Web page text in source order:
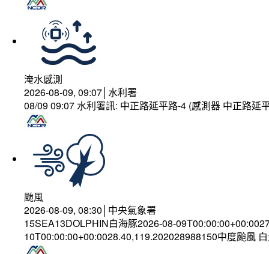
淹水感測
2026-08-09, 09:07│水利署
08/09 09:07 水利署訊: 中正路延平路-4 (感測器 中正路
颱風
2026-08-09, 08:30│中央氣象署
15SEA13DOLPHIN白海豚2026-08-
10T00:00:00+00:0028.40,119.202028988150中度颱風